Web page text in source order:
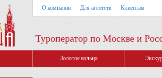
О компании Для агентств Клиентам
Туроператор по Москве и
Золотое кольцо